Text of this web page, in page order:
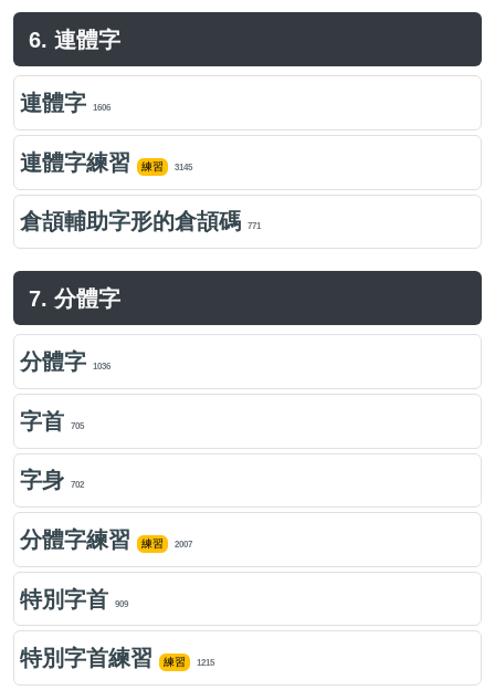
6. 連體字
連體字 1606
連體字練習 練習 3145
倉頡輔助字形的倉頡碼 771
7. 分體字
分體字 1036
字首 705
字身 702
分體字練習 練習 2007
特別字首 909
特別字首練習 練習 1215